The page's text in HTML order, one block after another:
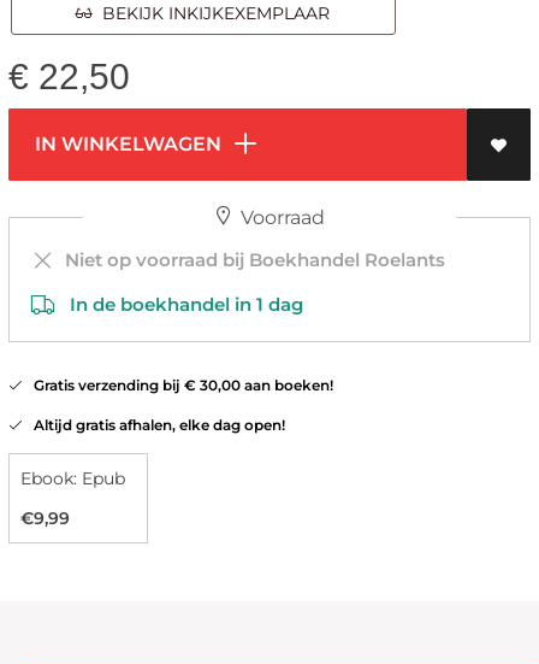
BEKIJK INKIJKEXEMPLAAR
€ 22,50
IN WINKELWAGEN
Voorraad
Niet op voorraad bij Boekhandel Roelants
In de boekhandel in 1 dag
Gratis verzending bij € 30,00 aan boeken!
Altijd gratis afhalen, elke dag open!
Ebook: Epub
€9,99